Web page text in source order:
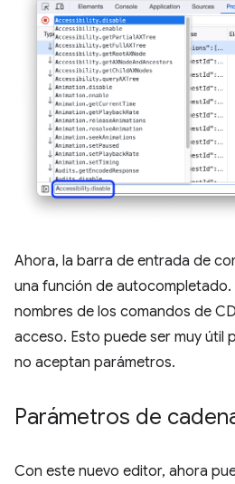
Ahora, la barra de entrada de
una función de autocompletado.
nombres de los comandos de
acceso. Esto puede ser muy útil
no aceptan parámetros.
Parámetros de
Con este nuevo editor, ahora